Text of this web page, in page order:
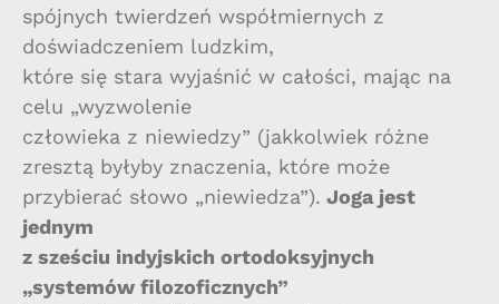
spójnych twierdzeń współmiernych z
doświadczeniem ludzkim,
które się stara wyjaśnić w całości, mając na
celu „wyzwolenie
człowieka z niewiedzy” (jakkolwiek różne
zresztą byłyby znaczenia, które może
przybierać słowo „niewiedza”). Joga jest
jednym
z sześciu indyjskich ortodoksyjnych
„systemów filozoficznych”